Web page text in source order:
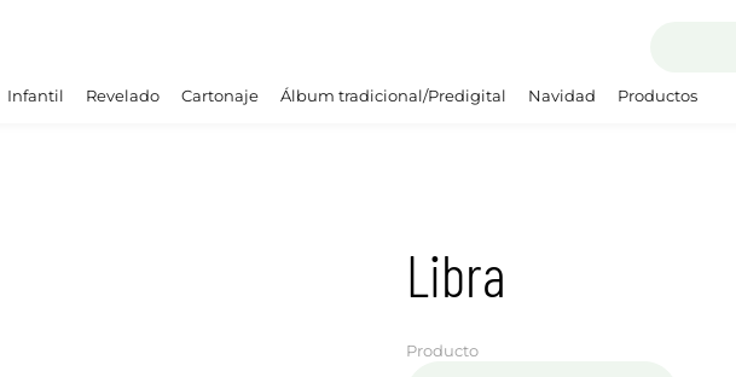
Infantil Revelado Cartonaje Álbum tradicional/Predigital Navidad Productos
Libra
Producto